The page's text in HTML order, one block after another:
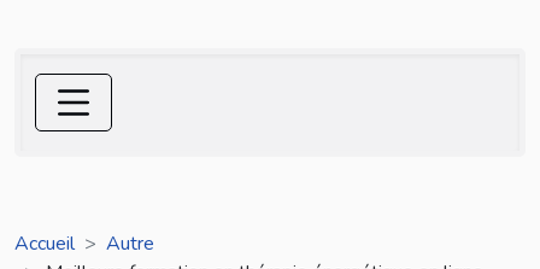
Accueil
Autre